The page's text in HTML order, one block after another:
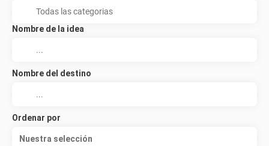
Nombre de la idea
Nombre del destino
Ordenar por
Nuestra selección